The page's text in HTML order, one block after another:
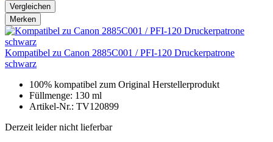
Vergleichen
Merken
Kompatibel zu Canon 2885C001 / PFI-120 Druckerpatrone
schwarz
100% kompatibel zum Original Herstellerprodukt
Füllmenge: 130 ml
Artikel-Nr.: TV120899
Derzeit leider nicht lieferbar